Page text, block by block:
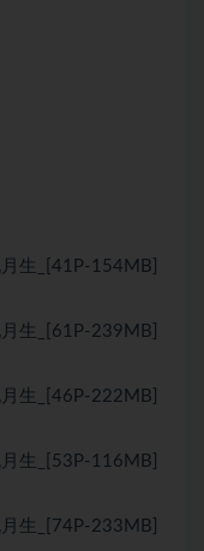
生_[41P-154MB]
生_[61P-239MB]
生_[46P-222MB]
生_[53P-116MB]
生_[74P-233MB]